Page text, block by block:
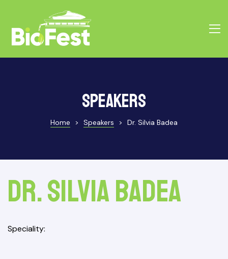
Speakers
Home > Speakers > Dr. Silvia Badea
Dr. Silvia Badea
Speciality